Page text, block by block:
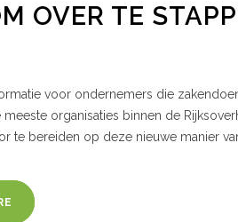
OVER TE
voor ondernemers die
organisaties binnen de
te bereiden op deze nieuwe manier